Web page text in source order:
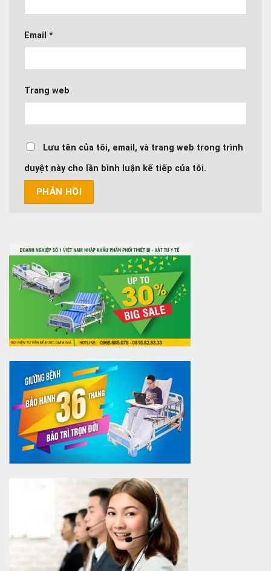
Email *
Trang web
Lưu tên của tôi, email, và trang web trong trình
duyệt này cho lần bình luận kế tiếp của tôi.